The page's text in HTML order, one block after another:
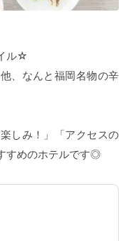
ル☆
、なんと福岡名物の辛
しみ！」「アクセスの
すめのホテルです◎